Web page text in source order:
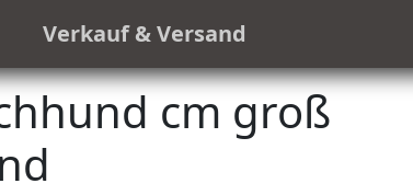
Verkauf & Versand
cm groß